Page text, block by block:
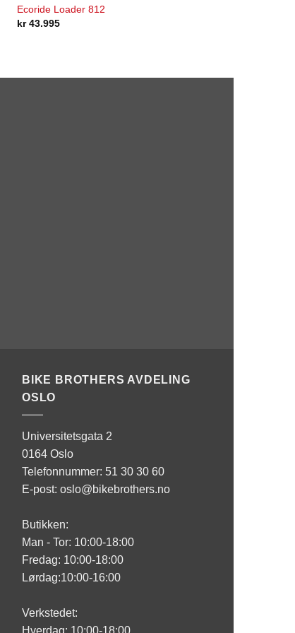
Ecoride Loader 812
kr43.995
BIKE BROTHERS AVDELING
OSLO
Universitetsgata 2
0164 Oslo
Telefonnummer: 51 30 30 60
E-post: oslo@bikebrothers.no
Butikken:
Man - Tor: 10:00-18:00
Fredag: 10:00-18:00
Lørdag:10:00-16:00
Verkstedet:
Hverdag: 10:00-18:00